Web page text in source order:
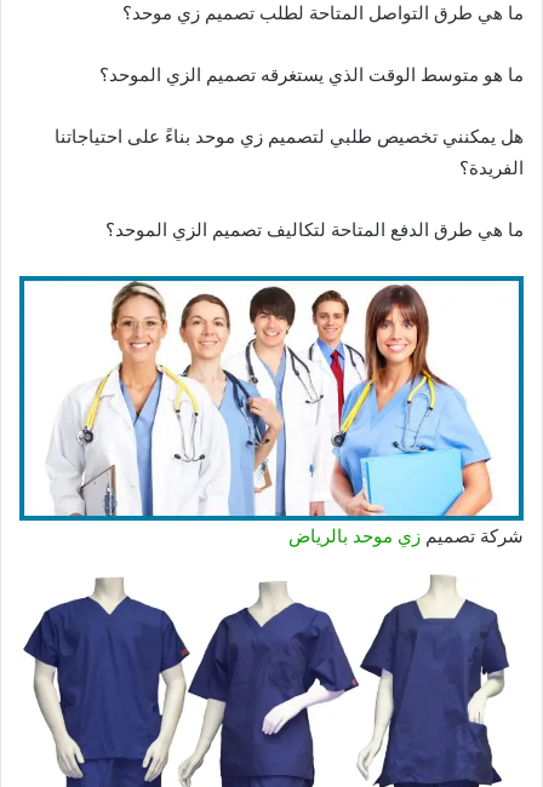
ما هي طرق التواصل المتاحة لطلب تصميم زي موحد؟
ما هو متوسط الوقت الذي يستغرقه تصميم الزي الموحد؟
هل يمكنني تخصيص طلبي لتصميم زي موحد بناءً على احتياجاتنا
الفريدة؟
ما هي طرق الدفع المتاحة لتكاليف تصميم الزي الموحد؟
شركة تصميم زي موحد بالرياض